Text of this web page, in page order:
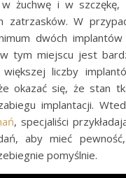
żuchwę i w szczękę,
zatrzasków. W
dwóch
tym miejscu jest
liczby
okazać się, że stan
implantacji.
, specjaliści
aby mieć
pomyślnie.